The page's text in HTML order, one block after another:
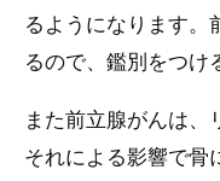
るようになります。
るので、鑑別をつけ
また前立腺がんは、
それによる影響で骨